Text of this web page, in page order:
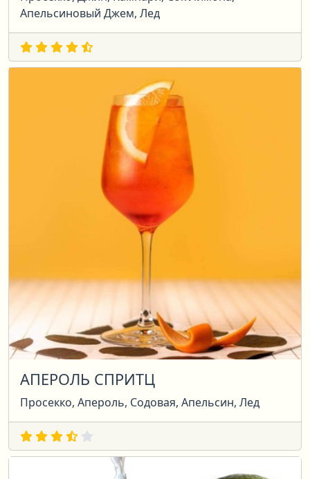
Апельсиновый Джем, Лед
АПЕРОЛЬ СПРИТЦ
Просекко, Апероль, Содовая, Апельсин, Лед